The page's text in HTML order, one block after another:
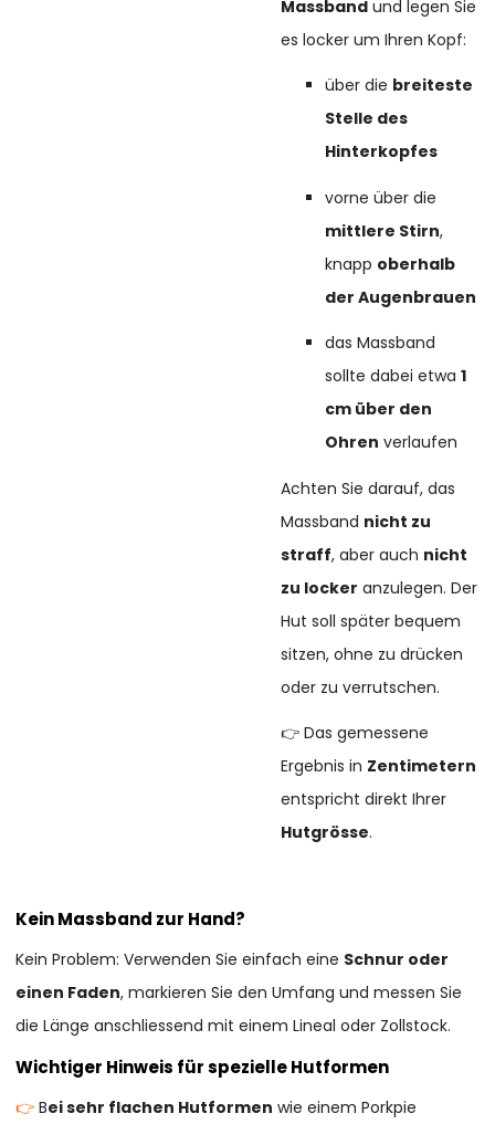
Massband und legen Sie
es locker um Ihren Kopf:
über die breiteste
Stelle des
Hinterkopfes
vorne über die
mittlere Stirn,
knapp oberhalb
der Augenbrauen
das Massband
sollte dabei etwa1
cm über den
Ohren verlaufen
Achten Sie darauf, das
Massband nicht zu
straff, aber auch nicht
zu locker anzulegen. Der
Hut soll später bequem
sitzen, ohne zu drücken
oder zu verrutschen.
👉 Das gemessene
Ergebnis in Zentimetern
entspricht direkt Ihrer
Hutgrösse.
Kein Massband zur Hand?
Kein Problem: Verwenden Sie einfach eine Schnur oder
einen Faden, markieren Sie den Umfang und messen Sie
die Länge anschliessend mit einem Lineal oder Zollstock.
Wichtiger Hinweis für spezielle Hutformen
👉Bei sehr flachen Hutformen wie einem Porkpie